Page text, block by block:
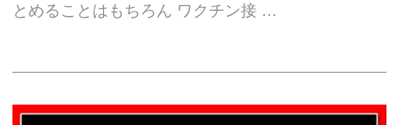
とめることはもちろん ワクチン接 …